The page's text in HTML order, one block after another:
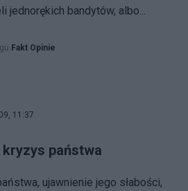
jednorękich bandytów, albo...
Fakt Opinie
11:37
państwa
ujawnienie jego słabości,